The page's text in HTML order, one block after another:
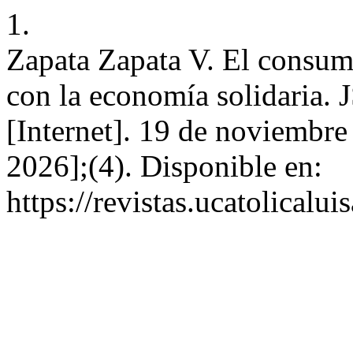
1.
Zapata Zapata V. El
con la economía solidaria.
[Internet]. 19 de
2026];(4). Disponible en:
https://